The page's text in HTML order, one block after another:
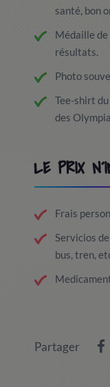
santé, bon
Médaille
résultats.
Photo
Tee-shirt
des
LE PRIX
Frais
Servicios
bus, tren,
Partager